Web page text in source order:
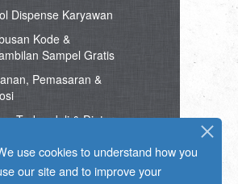
use cookies to understand how you
our site and to improve your
Dispense Karyawan
Kode &
Sampel Gratis
Pemasaran &
Terkendali & Diatur
Kesehatan
Kopi